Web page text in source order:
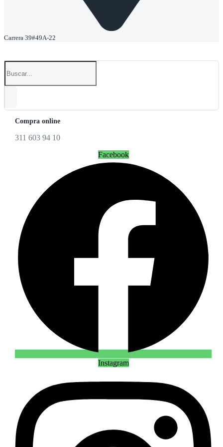
Carrera 39#49A-22
Compra online
311 603 94 10
Facebook
Instagram